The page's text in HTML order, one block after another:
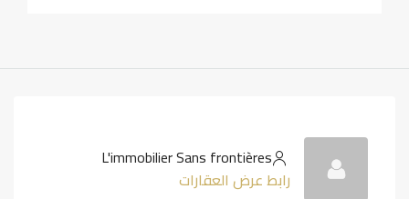
L'immobilier Sans frontières
رابط عرض العقارات